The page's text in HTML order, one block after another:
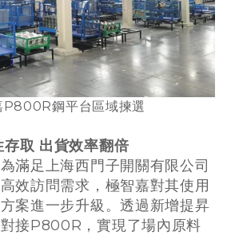
鋼平台區域揀選
取 出貨效率翻倍
滿足上海西門子開關有限公司
效訪問需求，極智嘉對其使用
案進一步升級。透過新增提昇
接P800R，實現了場內原料